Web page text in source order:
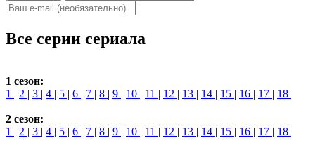
Все серии сериала
1 сезон:
1 | 2 | 3 | 4 | 5 | 6 | 7 | 8 | 9 | 10 | 11 | 12 | 13 | 14 | 15 | 16 | 17 | 18 |
2 сезон:
1 | 2 | 3 | 4 | 5 | 6 | 7 | 8 | 9 | 10 | 11 | 12 | 13 | 14 | 15 | 16 | 17 | 18 |